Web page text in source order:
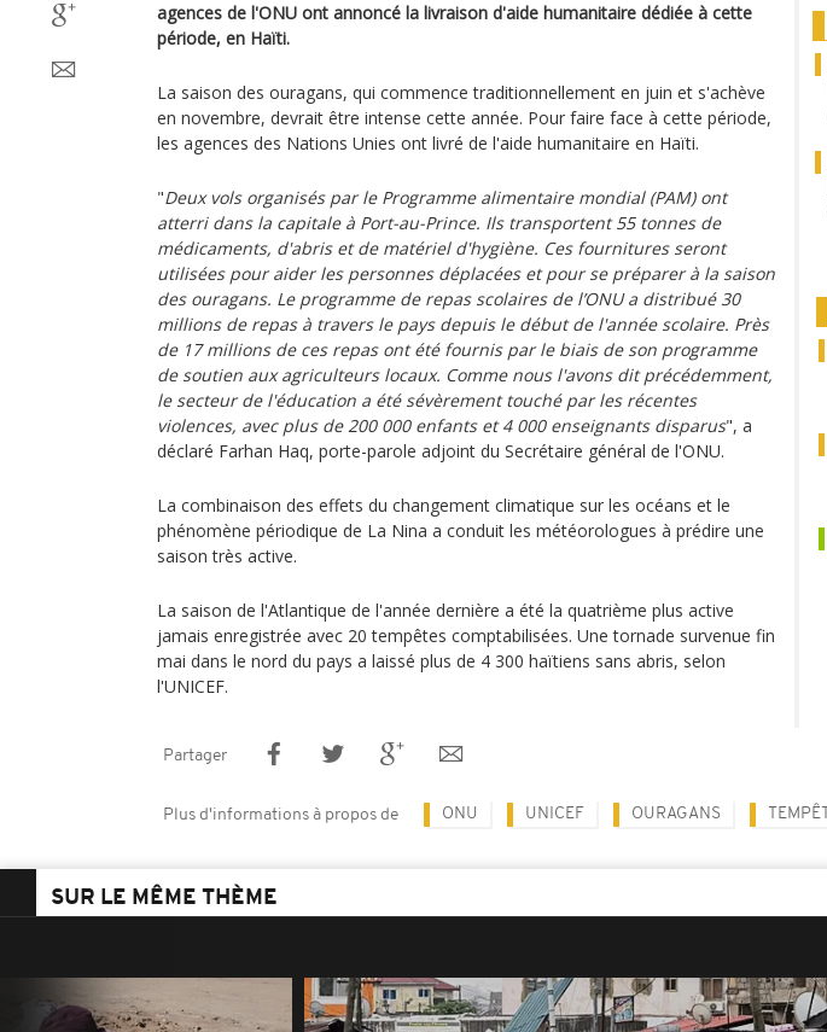
agences de l'ONU ont annoncé la livraison d'aide humanitaire dédiée à cette
période, en Haïti.
La saison des ouragans, qui commence traditionnellement en juin et s'achève
en novembre, devrait être intense cette année. Pour faire face à cette période,
les agences des Nations Unies ont livré de l'aide humanitaire en Haïti.
"Deux vols organisés par le Programme alimentaire mondial (PAM) ont
atterri dans la capitale à Port-au-Prince. Ils transportent 55 tonnes de
médicaments, d'abris et de matériel d'hygiène. Ces fournitures seront
utilisées pour aider les personnes déplacées et pour se préparer à la saison
des ouragans. Le programme de repas scolaires de l’ONU a distribué 30
millions de repas à travers le pays depuis le début de l'année scolaire. Près
de 17 millions de ces repas ont été fournis par le biais de son programme
de soutien aux agriculteurs locaux. Comme nous l'avons dit précédemment,
le secteur de l'éducation a été sévèrement touché par les récentes
violences, avec plus de 200 000 enfants et 4 000 enseignants disparus", a
déclaré Farhan Haq, porte-parole adjoint du Secrétaire général de l'ONU.
La combinaison des effets du changement climatique sur les océans et le
phénomène périodique de La Nina a conduit les météorologues à prédire une
saison très active.
La saison de l'Atlantique de l'année dernière a été la quatrième plus active
jamais enregistrée avec 20 tempêtes comptabilisées. Une tornade survenue fin
mai dans le nord du pays a laissé plus de 4 300 haïtiens sans abris, selon
l'UNICEF.
Partager
Plus d'informations à propos de ONU UNICEF OURAGANS
SUR LE MÊME THÈME